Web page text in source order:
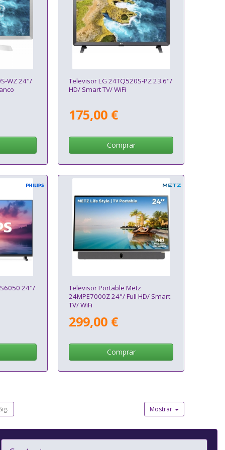
WZ 24"/
Televisor LG 24TQ520S-PZ 23.6"/
HD/ Smart TV/ WiFi
175,00 €
Comprar
24"/
Televisor Portable Metz
24MPE7000Z 24"/ Full HD/ Smart
TV/ WiFi
299,00 €
Comprar
Mostrar